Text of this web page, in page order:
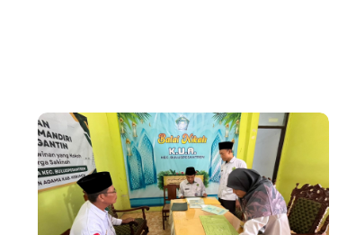
No Comments